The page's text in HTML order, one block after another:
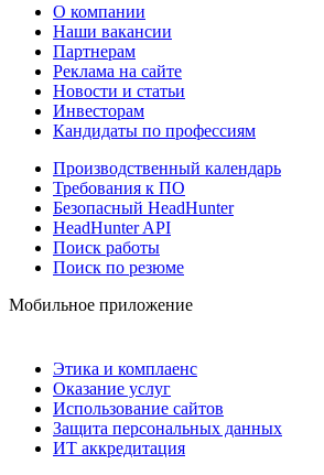
О компании
Наши вакансии
Партнерам
Реклама на сайте
Новости и статьи
Инвесторам
Кандидаты по профессиям
Производственный календарь
Требования к ПО
Безопасный HeadHunter
HeadHunter API
Поиск работы
Поиск по резюме
Мобильное приложение
Этика и комплаенс
Оказание услуг
Использование сайтов
Защита персональных данных
ИТ аккредитация